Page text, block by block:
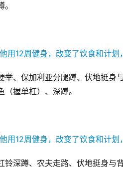
举、保加利亚分腿蹲、伏地挺身
握单杠）、深蹲。
铃深蹲、农夫走路、伏地挺身与